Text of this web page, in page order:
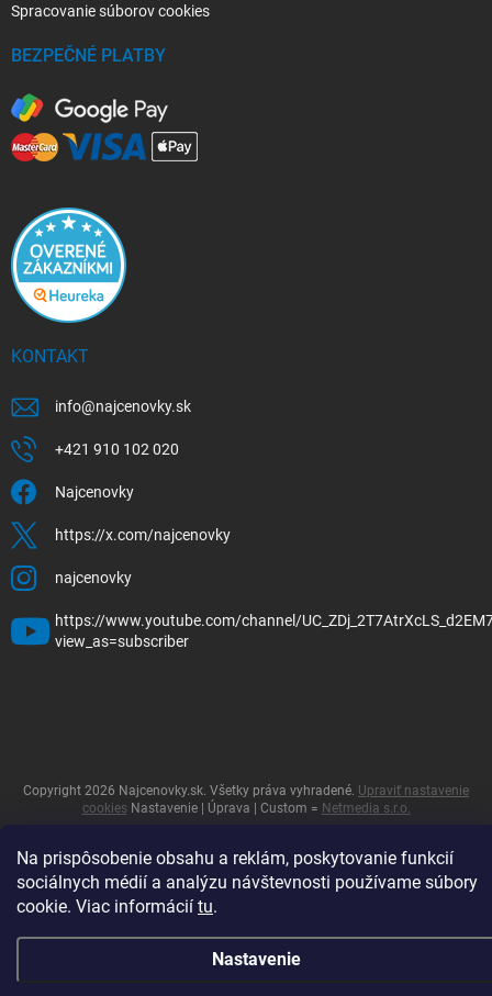
Na prispôsobenie obsahu a reklám, poskytovanie funkcií
sociálnych médií a analýzu návštevnosti používame súbory
cookie. Viac informácií tu.
Nastavenie
Spracovanie súborov cookies
BEZPEČNÉ PLATBY
KONTAKT
info@najcenovky.sk
+421 910 102 020
Najcenovky
https://x.com/najcenovky
najcenovky
https://www.youtube.com/channel/
view_as=subscriber
Copyright 2026 Najcenovky.sk. Všetky práva vyhradené. Upraviť nastavenie
cookies Nastavenie | Úprava | Custom = Netmedia s.r.o.